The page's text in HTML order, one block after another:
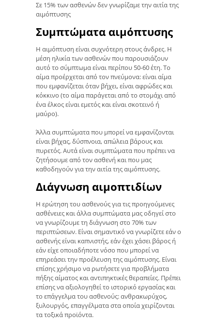
Σε 15% των ασθενών δεν γνωρίζαμε την αιτία της
αιμόπτυσης
Συμπτώματα αιμόπτυσης
Η αιμόπτυση είναι συχνότερη στους άνδρες. Η
μέση ηλικία των ασθενών που παρουσιάζουν
αυτό το σύμπτωμα είναι περίπου 50-60 έτη. Το
αίμα προέρχεται από τον πνεύμονα: είναι αίμα
που εμφανίζεται όταν βήχει, είναι αφρώδες και
κόκκινο (το αίμα παράγεται από το στομάχι από
ένα έλκος είναι εμετός και είναι σκοτεινό ή
μαύρο).
Άλλα συμπτώματα που μπορεί να εμφανίζονται
είναι βήχας, δύσπνοια, απώλεια βάρους και
πυρετός. Αυτά είναι συμπτώματα που πρέπει να
ζητήσουμε από τον ασθενή και που μας
καθοδηγούν για την αιτία της αιμόπτυσης.
Διάγνωση αιμοπτιδίων
Η ερώτηση του ασθενούς για τις προηγούμενες
ασθένειες και άλλα συμπτώματα μας οδηγεί στο
να γνωρίζουμε τη διάγνωση στο 70% των
περιπτώσεων. Είναι σημαντικό να γνωρίζετε εάν ο
ασθενής είναι καπνιστής, εάν έχει χάσει βάρος ή
εάν είχε οποιαδήποτε νόσο που μπορεί να
επηρεάσει την προέλευση της αιμόπτυσης. Είναι
επίσης χρήσιμο να ρωτήσετε για προβλήματα
πήξης αίματος και αντιπηκτικές θεραπείες. Πρέπει
επίσης να αξιολογηθεί το ιστορικό εργασίας και
το επάγγελμα του ασθενούς: ανθρακωρύχος,
ξυλουργός, επαγγέλματα στα οποία χειρίζονται
τα τοξικά προϊόντα.